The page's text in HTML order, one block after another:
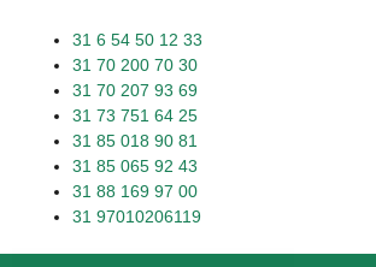
31 6 54 50 12 33
31 70 200 70 30
31 70 207 93 69
31 73 751 64 25
31 85 018 90 81
31 85 065 92 43
31 88 169 97 00
31 97010206119